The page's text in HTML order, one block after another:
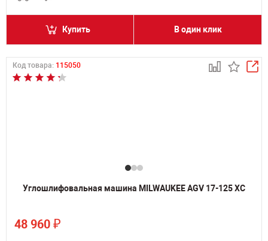
Купить В один клик
Код товара: 115050
Углошлифовальная машина MILWAUKEE AGV 17-125 XC
48 960 ₽